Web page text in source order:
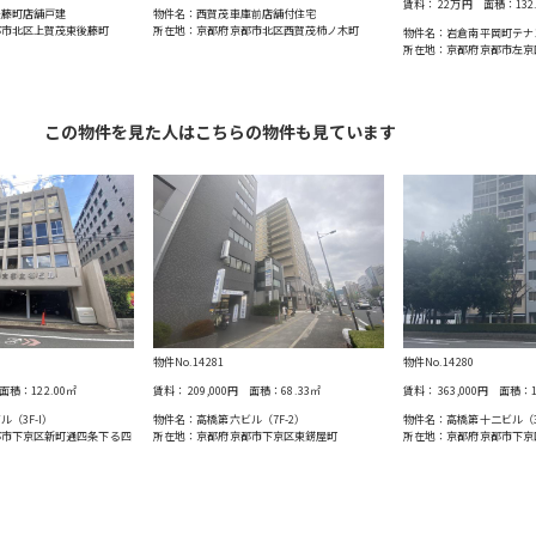
町店舗戸建
北区上賀茂東後藤町
物件名：西賀茂車庫前店舗付住宅
所在地：京都府京都市北区西賀茂柿ノ木町
賃料：22万円面積：
物件名：岩倉南平岡町テ
所在地：京都府京都市左
この物件を見た人はこちらの物件も見ています
積：122.00㎡
（3F-I）
下京区新町通四条下る四
物件No.14281
賃料：209,000円面積：68.33㎡
物件名：高橋第六ビル（7F-2）
所在地：京都府京都市下京区東錺屋町
物件No.14280
賃料：363,000円面積：
物件名：高橋第十二ビル（
所在地：京都府京都市下